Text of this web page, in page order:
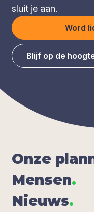
sluit je aan.
Word
Blijf op de
Onze
Men­sen.
Nieuws.